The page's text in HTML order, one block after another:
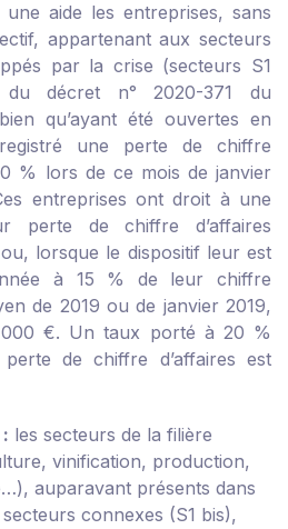
aide les entreprises, sans
appartenant aux secteurs
par la crise (secteurs S1
décret n° 2020-371 du
qu’ayant été ouvertes en
une perte de chiffre
% lors de ce mois de janvier
entreprises ont droit à une
perte de chiffre d’affaires
lorsque le dispositif leur est
à 15 % de leur chiffre
de 2019 ou de janvier 2019,
€. Un taux porté à 20 %
de chiffre d’affaires est
les secteurs de la filière
vinification, production,
auparavant présents dans
connexes (S1 bis),